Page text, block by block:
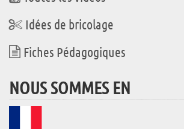
Idées de bricolage
Fiches Pédagogiques
NOUS SOMMES EN